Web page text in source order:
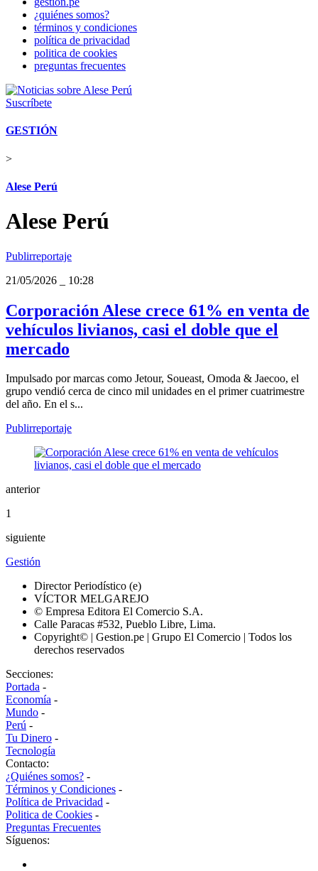
¿quiénes somos?
términos y condiciones
política de privacidad
politica de cookies
preguntas frecuentes
Suscríbete
GESTIÓN
>
Alese Perú
Alese Perú
Publirreportaje
21/05/2026
10:28
Corporación Alese crece 61% en venta de
vehículos livianos, casi el doble que el
mercado
Impulsado por marcas como Jetour, Soueast, Omoda & Jaecoo, el
grupo vendió cerca de cinco mil unidades en el primer cuatrimestre
del año. En el s...
Publirreportaje
anterior
1
siguiente
Gestión
Director Periodístico (e)
VÍCTOR MELGAREJO
© Empresa Editora El Comercio S.A.
Calle Paracas #532, Pueblo Libre, Lima.
Copyright© | Gestion.pe | Grupo El Comercio | Todos los
derechos reservados
Secciones:
Portada -
Economía -
Mundo -
Perú -
Tu Dinero -
Tecnología
Contacto:
¿Quiénes somos? -
Términos y Condiciones -
Política de Privacidad -
Politica de Cookies -
Preguntas Frecuentes
Síguenos: